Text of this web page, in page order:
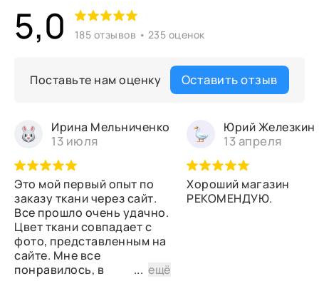
5,0 185 отзывов • 235 оценок
Поставьте нам оценку Оставить отзыв
Ирина Мельниченко
13 июля
Это мой первый опыт по
заказу ткани через сайт.
Все прошло очень удачно.
Цвет ткани совпадает с
фото, представленным на
сайте. Мне все
понравилось, в
...ещё
Юрий Железкин
13 апреля
Хороший магазин
РЕКОМЕНДУЮ.